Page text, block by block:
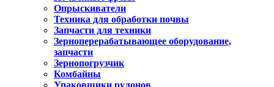
Опрыскиватели
Техника для обработки почвы
Запчасти для техники
Зерноперерабатывающее оборудование,
запчасти
Зернопогрузчик
Комбайны
Упаковщики рулонов